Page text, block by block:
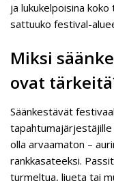
ja lukukelpoisina
sattuuko festival-
Miksi
ovat
Säänkestävät
tapahtumajärjestäjille
olla arvaamaton –
rankkasateeksi.
turmeltua, liueta tai